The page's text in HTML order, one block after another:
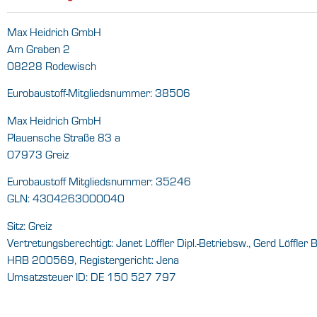
Max Heidrich GmbH
Am Graben 2
08228 Rodewisch
Eurobaustoff-Mitgliedsnummer: 38506
Max Heidrich GmbH
Plauensche Straße 83 a
07973 Greiz
Eurobaustoff Mitgliedsnummer: 35246
GLN: 4304263000040
Sitz: Greiz
Vertretungsberechtigt: Janet Löffler Dipl.-Betriebsw., Gerd Löffler
HRB 200569, Registergericht: Jena
Umsatzsteuer ID: DE 150 527 797